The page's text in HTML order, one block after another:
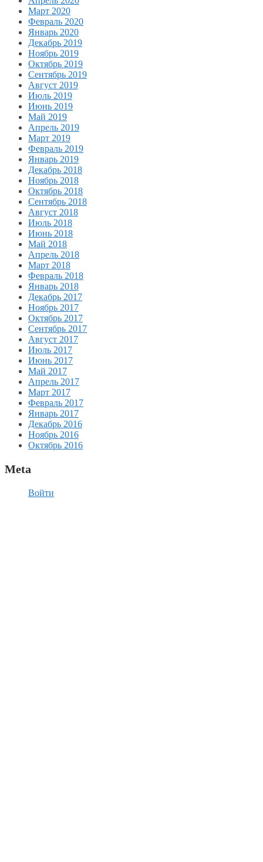
Март 2020
Февраль 2020
Январь 2020
Декабрь 2019
Ноябрь 2019
Октябрь 2019
Сентябрь 2019
Август 2019
Июль 2019
Июнь 2019
Май 2019
Апрель 2019
Март 2019
Февраль 2019
Январь 2019
Декабрь 2018
Ноябрь 2018
Октябрь 2018
Сентябрь 2018
Август 2018
Июль 2018
Июнь 2018
Май 2018
Апрель 2018
Март 2018
Февраль 2018
Январь 2018
Декабрь 2017
Ноябрь 2017
Октябрь 2017
Сентябрь 2017
Август 2017
Июль 2017
Июнь 2017
Май 2017
Апрель 2017
Март 2017
Февраль 2017
Январь 2017
Декабрь 2016
Ноябрь 2016
Октябрь 2016
Meta
Войти